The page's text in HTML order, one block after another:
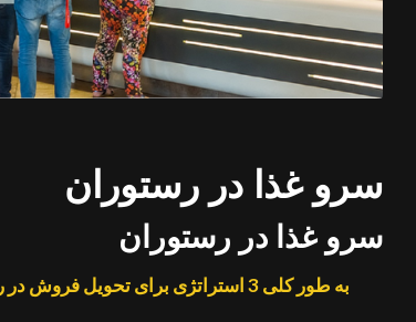
سرو غذا در رستوران
سرو غذا در رستوران
به طور کلی 3 استراتژی برای تحویل فروش در رستوران ها وجود دارد: